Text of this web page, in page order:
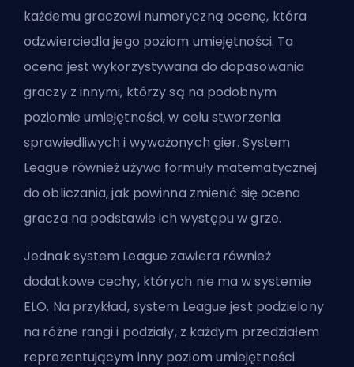
każdemu graczowi numeryczną ocenę, która
odzwierciedla jego poziom umiejętności. Ta
ocena jest wykorzystywana do dopasowania
graczy z innymi, którzy są na podobnym
poziomie umiejętności, w celu stworzenia
sprawiedliwych i wyważonych gier. System
League również używa formuły matematycznej
do obliczania, jak powinna zmienić się ocena
gracza na podstawie ich występu w grze.
Jednak system League zawiera również
dodatkowe cechy, których nie ma w systemie
ELO. Na przykład, system League jest podzielony
na różne rangi i podziały, z każdym przedziałem
reprezentującym inny poziom umiejętności.